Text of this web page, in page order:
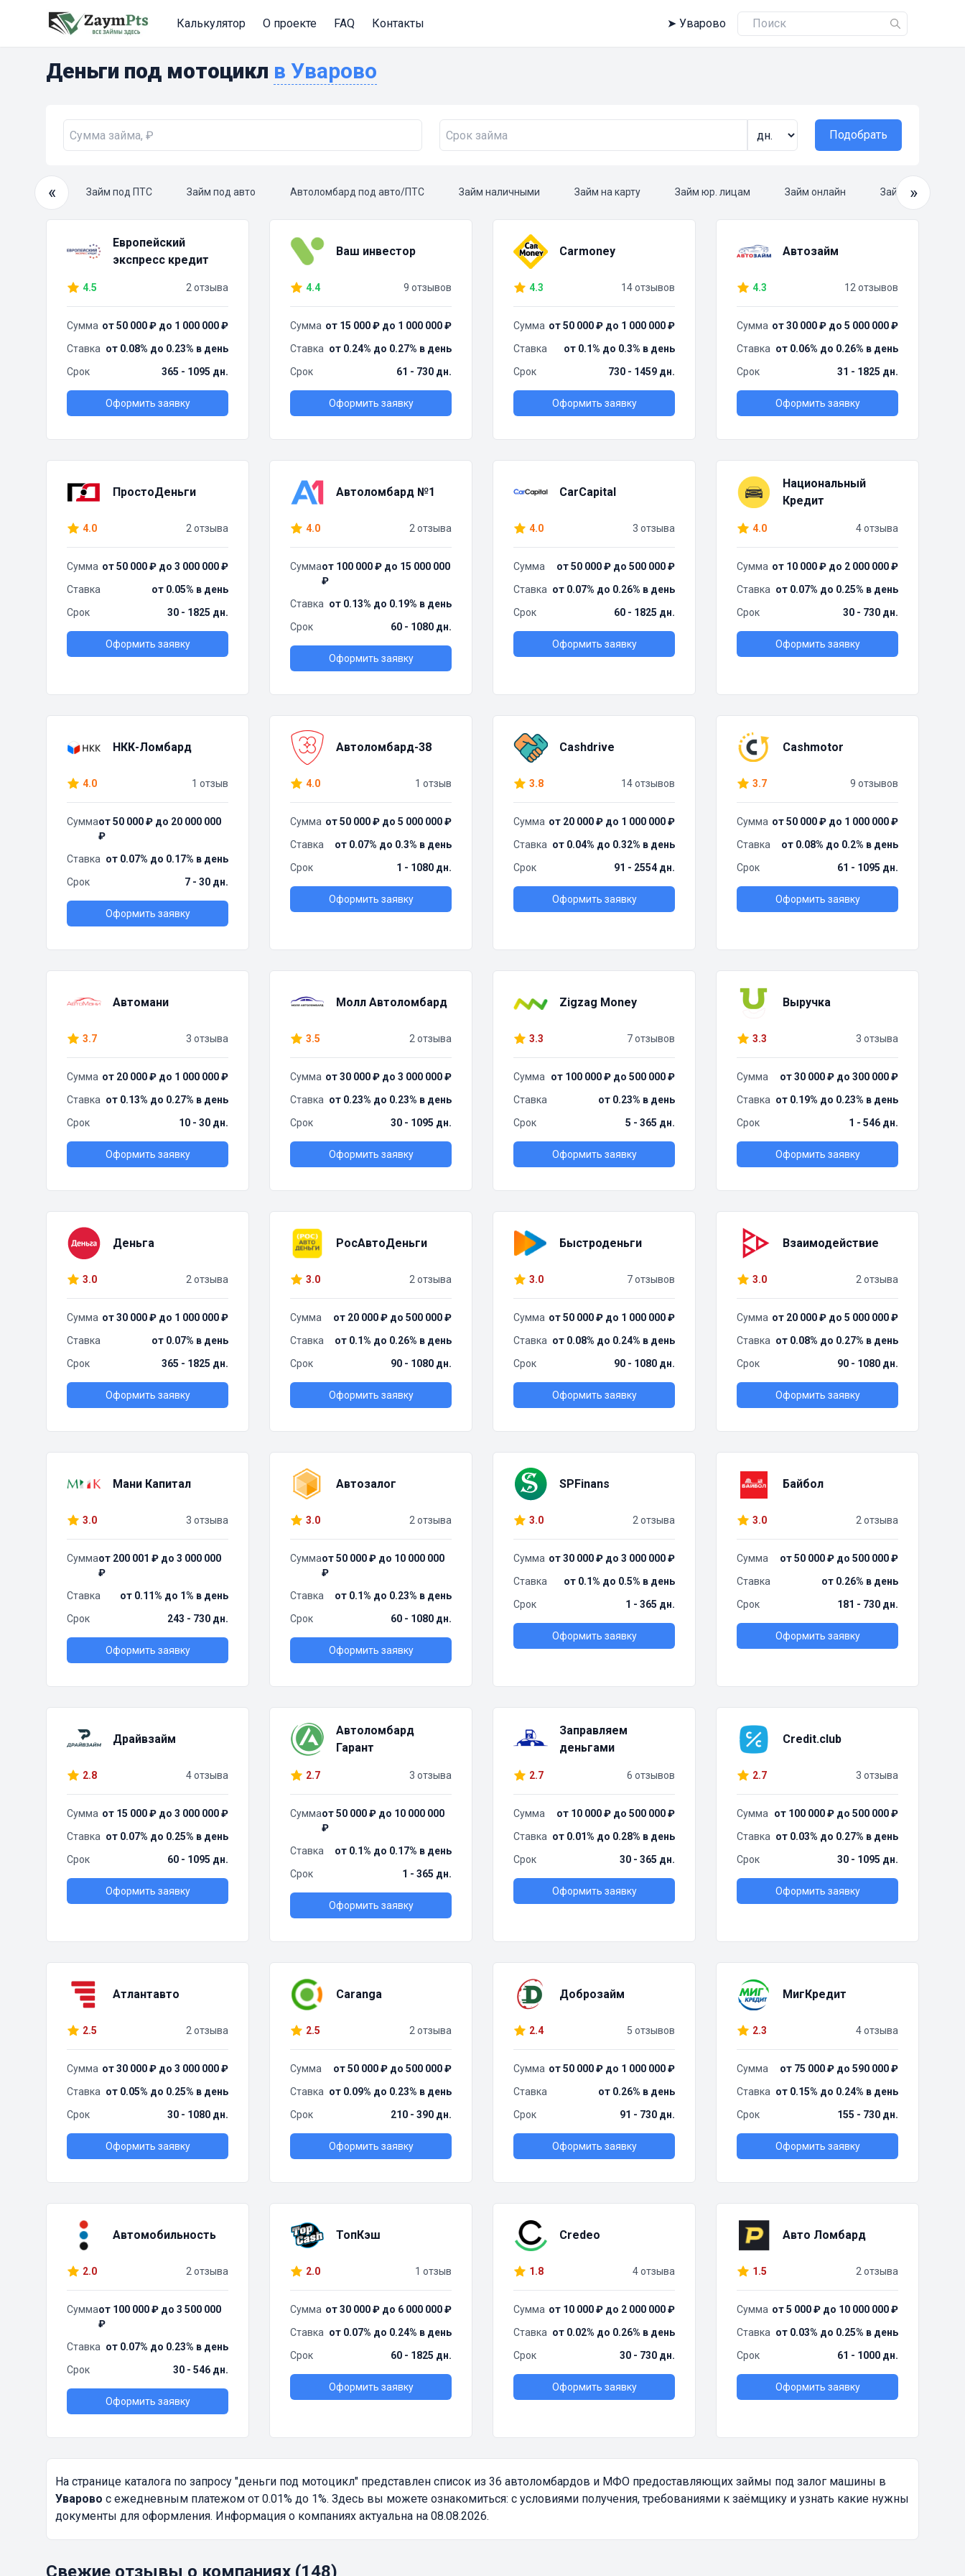
Калькулятор О проекте FAQ Контакты ➤ Уварово
Деньги под мотоцикл в Уварово
Подобрать
«
займ Займ под ПТС Займ под авто Автоломбард под авто/ПТС Займ наличными Займ на карту Займ юр. лицам Займ онлайн Займ »
Европейский
экспресс кредит
4.5 2 отзыва
Сумма от 50 000 ₽ до 1 000 000 ₽
Ставка от 0.08% до 0.23% в день
Срок
365 - 1095 дн.
Оформить заявку
Ваш инвестор
4.4 9 отзывов
Сумма от 15 000 ₽ до 1 000 000 ₽
Ставка от 0.24% до 0.27% в день
Срок
61 - 730 дн.
Оформить заявку
Carmoney
4.3 14 отзывов
Сумма от 50 000 ₽ до 1 000 000 ₽
Ставка
от 0.1% до 0.3% в день
Срок
730 - 1459 дн.
Оформить заявку
Автозайм
4.3 12 отзывов
Сумма от 30 000 ₽ до 5 000 000 ₽
Ставка от 0.06% до 0.26% в день
Срок
31 - 1825 дн.
Оформить заявку
ПростоДеньги
4.0 2 отзыва
Сумма от 50 000 ₽ до 3 000 000 ₽
Ставка
от 0.05% в день
Срок
30 - 1825 дн.
Оформить заявку
Автоломбард №1
4.0 2 отзыва
Суммаот 100 000 ₽ до 15 000 000
₽
Ставка от 0.13% до 0.19% в день
Срок
60 - 1080 дн.
Оформить заявку
CarCapital
4.0 3 отзыва
Сумма
от 50 000 ₽ до 500 000 ₽
Ставка от 0.07% до 0.26% в день
Срок
60 - 1825 дн.
Оформить заявку
Национальный
Кредит
4.0 4 отзыва
Сумма от 10 000 ₽ до 2 000 000 ₽
Ставка от 0.07% до 0.25% в день
Срок
30 - 730 дн.
Оформить заявку
НКК-Ломбард
4.0 1 отзыв
Суммаот 50 000 ₽ до 20 000 000
₽
Ставка от 0.07% до 0.17% в день
Срок
7 - 30 дн.
Оформить заявку
Автоломбард-38
4.0 1 отзыв
Сумма от 50 000 ₽ до 5 000 000 ₽
Ставка
от 0.07% до 0.3% в день
Срок
1 - 1080 дн.
Оформить заявку
Cashdrive
3.8 14 отзывов
Сумма от 20 000 ₽ до 1 000 000 ₽
Ставка от 0.04% до 0.32% в день
Срок
91 - 2554 дн.
Оформить заявку
Cashmotor
3.7 9 отзывов
Сумма от 50 000 ₽ до 1 000 000 ₽
Ставка
от 0.08% до 0.2% в день
Срок
61 - 1095 дн.
Оформить заявку
Автомани
3.7 3 отзыва
Сумма от 20 000 ₽ до 1 000 000 ₽
Ставка от 0.13% до 0.27% в день
Срок
10 - 30 дн.
Оформить заявку
Молл Автоломбард
3.5 2 отзыва
Сумма от 30 000 ₽ до 3 000 000 ₽
Ставка от 0.23% до 0.23% в день
Срок
30 - 1095 дн.
Оформить заявку
Zigzag Money
3.3 7 отзывов
Сумма
от 100 000 ₽ до 500 000 ₽
Ставка
от 0.23% в день
Срок
5 - 365 дн.
Оформить заявку
Выручка
3.3 3 отзыва
Сумма
от 30 000 ₽ до 300 000 ₽
Ставка от 0.19% до 0.23% в день
Срок
1 - 546 дн.
Оформить заявку
Деньга
3.0 2 отзыва
Сумма от 30 000 ₽ до 1 000 000 ₽
Ставка
от 0.07% в день
Срок
365 - 1825 дн.
Оформить заявку
РосАвтоДеньги
3.0 2 отзыва
Сумма
от 20 000 ₽ до 500 000 ₽
Ставка
от 0.1% до 0.26% в день
Срок
90 - 1080 дн.
Оформить заявку
Быстроденьги
3.0 7 отзывов
Сумма от 50 000 ₽ до 1 000 000 ₽
Ставка от 0.08% до 0.24% в день
Срок
90 - 1080 дн.
Оформить заявку
Взаимодействие
3.0 2 отзыва
Сумма от 20 000 ₽ до 5 000 000 ₽
Ставка от 0.08% до 0.27% в день
Срок
90 - 1080 дн.
Оформить заявку
Мани Капитал
3.0 3 отзыва
Суммаот 200 001 ₽ до 3 000 000
₽
Ставка
от 0.11% до 1% в день
Срок
243 - 730 дн.
Оформить заявку
Автозалог
3.0 2 отзыва
Суммаот 50 000 ₽ до 10 000 000
₽
Ставка
от 0.1% до 0.23% в день
Срок
60 - 1080 дн.
Оформить заявку
SPFinans
3.0 2 отзыва
Сумма от 30 000 ₽ до 3 000 000 ₽
Ставка
от 0.1% до 0.5% в день
Срок
1 - 365 дн.
Оформить заявку
Байбол
3.0 2 отзыва
Сумма
от 50 000 ₽ до 500 000 ₽
Ставка
от 0.26% в день
Срок
181 - 730 дн.
Оформить заявку
Драйвзайм
2.8 4 отзыва
Сумма от 15 000 ₽ до 3 000 000 ₽
Ставка от 0.07% до 0.25% в день
Срок
60 - 1095 дн.
Оформить заявку
Автоломбард
Гарант
2.7 3 отзыва
Суммаот 50 000 ₽ до 10 000 000
₽
Ставка
от 0.1% до 0.17% в день
Срок
1 - 365 дн.
Оформить заявку
Заправляем
деньгами
2.7 6 отзывов
Сумма
от 10 000 ₽ до 500 000 ₽
Ставка от 0.01% до 0.28% в день
Срок
30 - 365 дн.
Оформить заявку
Credit.club
2.7 3 отзыва
Сумма
от 100 000 ₽ до 500 000 ₽
Ставка от 0.03% до 0.27% в день
Срок
30 - 1095 дн.
Оформить заявку
Атлантавто
2.5 2 отзыва
Сумма от 30 000 ₽ до 3 000 000 ₽
Ставка от 0.05% до 0.25% в день
Срок
30 - 1080 дн.
Оформить заявку
Caranga
2.5 2 отзыва
Сумма
от 50 000 ₽ до 500 000 ₽
Ставка от 0.09% до 0.23% в день
Срок
210 - 390 дн.
Оформить заявку
Доброзайм
2.4 5 отзывов
Сумма от 50 000 ₽ до 1 000 000 ₽
Ставка
от 0.26% в день
Срок
91 - 730 дн.
Оформить заявку
МигКредит
2.3 4 отзыва
Сумма
от 75 000 ₽ до 590 000 ₽
Ставка от 0.15% до 0.24% в день
Срок
155 - 730 дн.
Оформить заявку
Автомобильность
2.0 2 отзыва
Суммаот 100 000 ₽ до 3 500 000
₽
Ставка от 0.07% до 0.23% в день
Срок
30 - 546 дн.
Оформить заявку
ТопКэш
2.0 1 отзыв
Сумма от 30 000 ₽ до 6 000 000 ₽
Ставка от 0.07% до 0.24% в день
Срок
60 - 1825 дн.
Оформить заявку
Credeo
1.8 4 отзыва
Сумма от 10 000 ₽ до 2 000 000 ₽
Ставка от 0.02% до 0.26% в день
Срок
30 - 730 дн.
Оформить заявку
Авто Ломбард
1.5 2 отзыва
Сумма от 5 000 ₽ до 10 000 000 ₽
Ставка от 0.03% до 0.25% в день
Срок
61 - 1000 дн.
Оформить заявку
На странице каталога по запросу "деньги под мотоцикл" представлен список из 36 автоломбардов и МФО предоставляющих займы под залог машины в
Уварово с ежедневным платежом от 0.01% до 1%. Здесь вы можете ознакомиться: с условиями получения, требованиями к заёмщику и узнать какие нужны
документы для оформления. Информация о компаниях актуальна на 08.08.2026.
Свежие отзывы о компаниях (148)